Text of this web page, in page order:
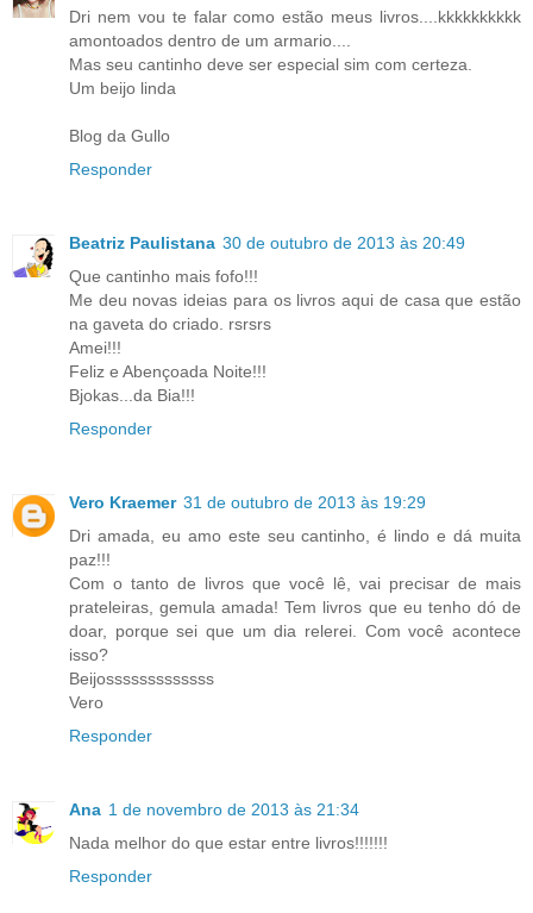
Dri nem vou te falar como estão meus livros....kkkkkkkkkk
amontoados dentro de um armario....
Mas seu cantinho deve ser especial sim com certeza.
Um beijo linda
Blog da Gullo
Responder
Beatriz Paulistana 30 de outubro de 2013 às 20:49
Que cantinho mais fofo!!!
Me deu novas ideias para os livros aqui de casa que estão
na gaveta do criado. rsrsrs
Amei!!!
Feliz e Abençoada Noite!!!
Bjokas...da Bia!!!
Responder
Vero Kraemer 31 de outubro de 2013 às 19:29
Dri amada, eu amo este seu cantinho, é lindo e dá muita
paz!!!
Com o tanto de livros que você lê, vai precisar de mais
prateleiras, gemula amada! Tem livros que eu tenho dó de
doar, porque sei que um dia relerei. Com você acontece
isso?
Beijosssssssssssss
Vero
Responder
Ana 1 de novembro de 2013 às 21:34
Nada melhor do que estar entre livros!!!!!!!
Responder